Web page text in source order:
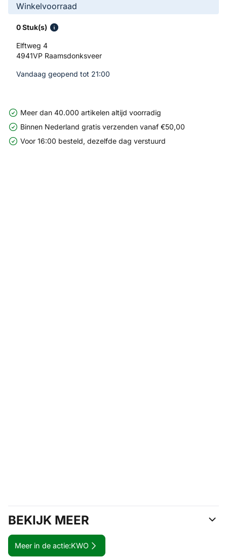
Winkelvoorraad
0 Stuk(s)
Elftweg 4
4941VP Raamsdonksveer
Vandaag geopend tot 21:00
Meer dan 40.000 artikelen altijd voorradig
Binnen Nederland gratis verzenden vanaf €50,00
Voor 16:00 besteld, dezelfde dag verstuurd
BEKIJK MEER
Meer in de actie:KWO